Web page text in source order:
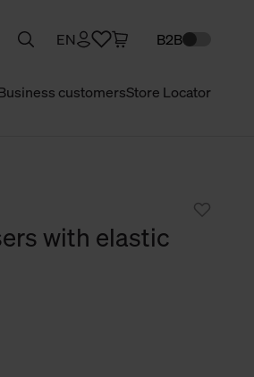
customersStore Locator
EN B2B
with elastic